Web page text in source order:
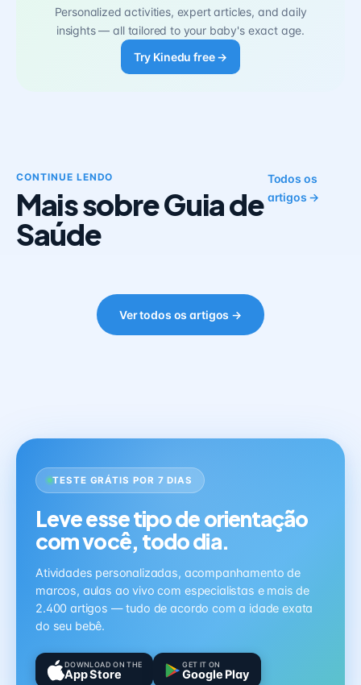
Personalized activities, expert articles, and daily
insights — all tailored to your baby's exact age.
Try Kinedu free →
CONTINUE LENDO
Mais sobre Guia de
Saúde
Todos os
artigos →
Ver todos os artigos →
TESTE GRÁTIS POR 7 DIAS
Leve esse tipo de orientação
com você, todo dia.
Atividades personalizadas, acompanhamento de
marcos, aulas ao vivo com especialistas e mais de
2.400 artigos — tudo de acordo com a idade exata
do seu bebê.
DOWNLOAD ON THE
App Store
GET IT ON
Google Play